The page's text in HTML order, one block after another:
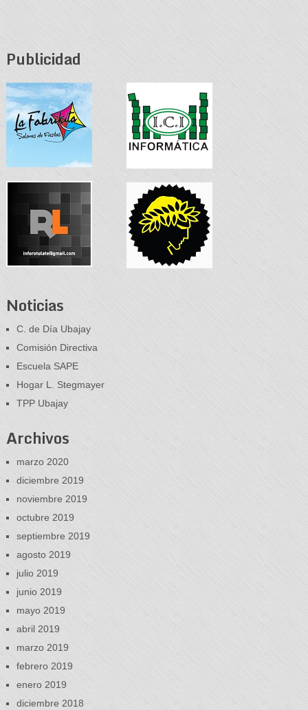
Publicidad
Noticias
C. de Día Ubajay
Comisión Directiva
Escuela SAPE
Hogar L. Stegmayer
TPP Ubajay
Archivos
marzo 2020
diciembre 2019
noviembre 2019
octubre 2019
septiembre 2019
agosto 2019
julio 2019
junio 2019
mayo 2019
abril 2019
marzo 2019
febrero 2019
enero 2019
diciembre 2018